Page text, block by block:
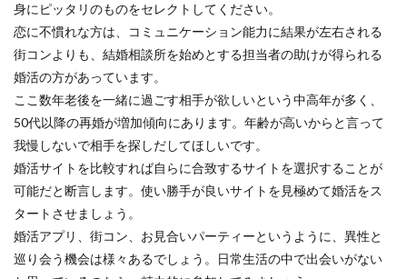
身にピッタリのものをセレクトしてください。
恋に不慣れな方は、コミュニケーション能力に結果が左右される
街コンよりも、結婚相談所を始めとする担当者の助けが得られる
婚活の方があっています。
ここ数年老後を一緒に過ごす相手が欲しいという中高年が多く、
50代以降の再婚が増加傾向にあります。年齢が高いからと言って
我慢しないで相手を探しだしてほしいです。
婚活サイトを比較すれば自らに合致するサイトを選択することが
可能だと断言します。使い勝手が良いサイトを見極めて婚活をス
タートさせましょう。
婚活アプリ、街コン、お見合いパーティーというように、異性と
巡り会う機会は様々あるでしょう。日常生活の中で出会いがない